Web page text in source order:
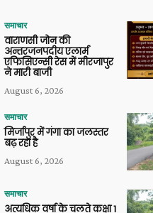
समाचार
वाराणसी जोन की
अन्तरजनपदीय एलार्म
एफिसिएन्सी रेस में मीरजापुर
ने मारी बाजी
August 6, 2026
समाचार
मिर्जापुर में गंगा का जलस्तर
बढ़ रहा है
August 6, 2026
समाचार
अत्यधिक वर्षा के चलते कक्षा 1